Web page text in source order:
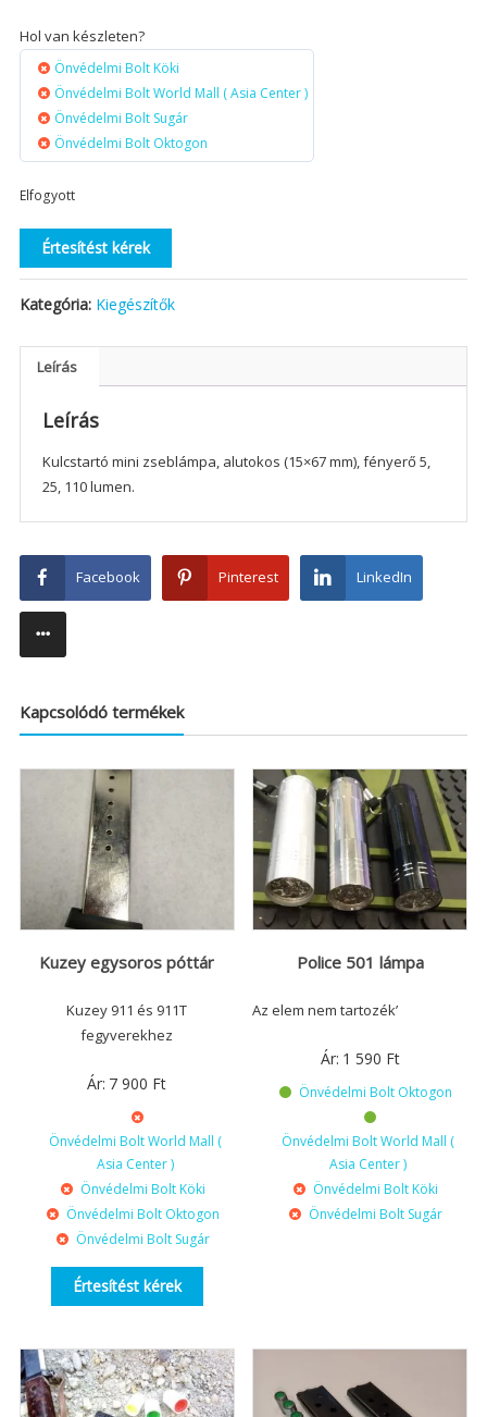
Hol van készleten?
Önvédelmi Bolt Köki
Önvédelmi Bolt World Mall ( Asia Center )
Önvédelmi Bolt Sugár
Önvédelmi Bolt Oktogon
Elfogyott
Értesítést kérek
Kategória: Kiegészítők
Leírás
Leírás
Kulcstartó mini zseblámpa, alutokos (15×67 mm), fényerő 5,
25, 110 lumen.
Facebook Pinterest LinkedIn
Kapcsolódó termékek
Kuzey egysoros póttár
Kuzey 911 és 911T
fegyverekhez
Ár: 7 900 Ft
Önvédelmi Bolt World Mall (
Asia Center )
Önvédelmi Bolt Köki
Önvédelmi Bolt Oktogon
Önvédelmi Bolt Sugár
Értesítést kérek
Police 501 lámpa
Az elem nem tartozék’
Ár: 1 590 Ft
Önvédelmi Bolt Oktogon
Önvédelmi Bolt World Mall (
Asia Center )
Önvédelmi Bolt Köki
Önvédelmi Bolt Sugár